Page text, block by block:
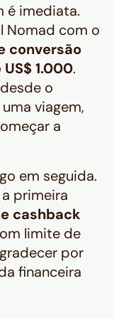
é imediata.
Nomad com o
conversão
1.000.
o
viagem,
a
em seguida.
primeira
cashback
limite de
por
financeira